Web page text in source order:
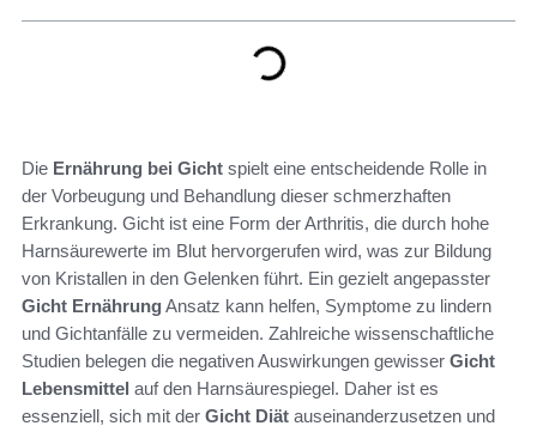
Die Ernährung bei Gicht spielt eine entscheidende Rolle in
der Vorbeugung und Behandlung dieser schmerzhaften
Erkrankung. Gicht ist eine Form der Arthritis, die durch hohe
Harnsäurewerte im Blut hervorgerufen wird, was zur Bildung
von Kristallen in den Gelenken führt. Ein gezielt angepasster
Gicht ErnährungAnsatz kann helfen, Symptome zu lindern
und Gichtanfälle zu vermeiden. Zahlreiche wissenschaftliche
Studien belegen die negativen Auswirkungen gewisser Gicht
Lebensmittel auf den Harnsäurespiegel. Daher ist es
essenziell, sich mit der Gicht Diät auseinanderzusetzen und